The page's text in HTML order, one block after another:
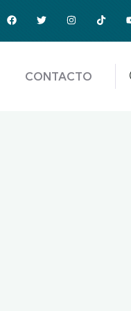
CONTACTO